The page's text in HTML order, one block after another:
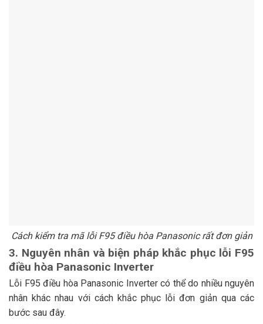
Cách kiểm tra mã lỗi F95 điều hòa Panasonic rất đơn giản
3. Nguyên nhân và biện pháp khắc phục lỗi F95
điều hòa Panasonic Inverter
Lỗi F95 điều hòa Panasonic Inverter có thể do nhiều nguyên
nhân khác nhau với cách khắc phục lỗi đơn giản qua các
bước sau đây.